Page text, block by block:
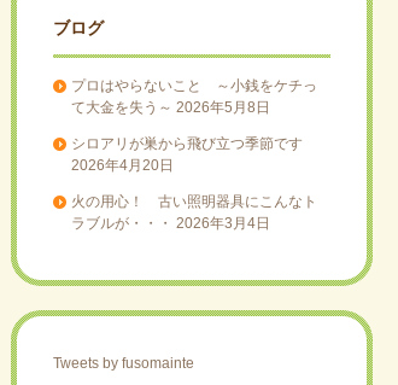
ブログ
プロはやらないこと ～小銭をケチっ
て大金を失う～ 2026年5月8日
シロアリが巣から飛び立つ季節です
2026年4月20日
火の用心！ 古い照明器具にこんなト
ラブルが・・・
2026年3月4日
Tweets by fusomainte